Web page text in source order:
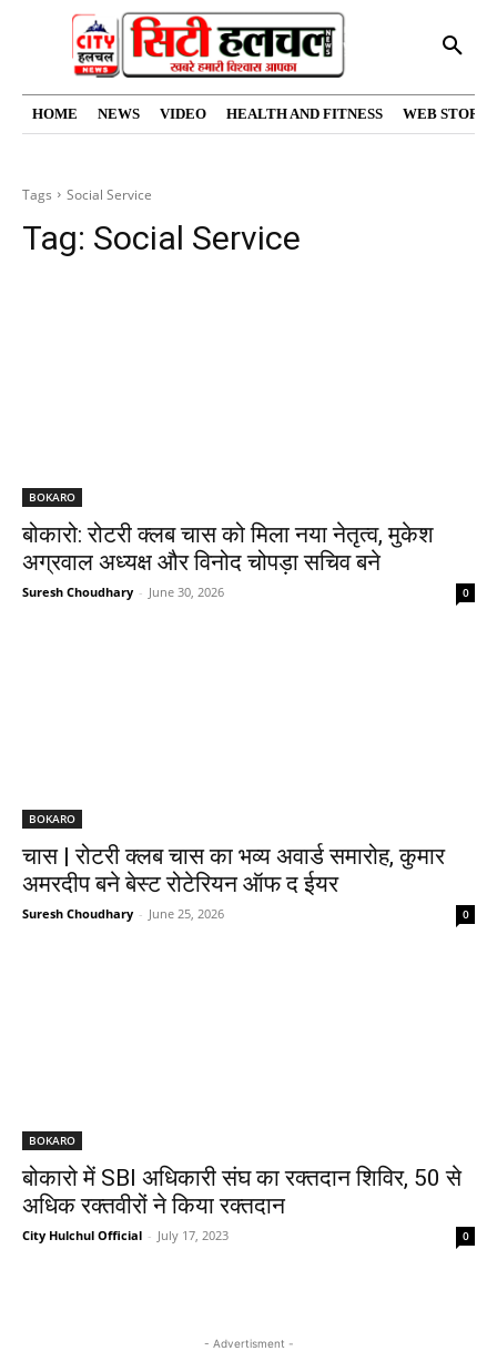
HOME NEWS VIDEO HEALTH AND FITNESS WEB
Tags Social Service
Tag: Social Service
BOKARO
बोकारो: रोटरी क्लब चास को मिला नया नेतृत्व, मुकेश
अग्रवाल अध्यक्ष और विनोद चोपड़ा सचिव बने
Suresh Choudhary - June 30, 2026 0
BOKARO
चास | रोटरी क्लब चास का भव्य अवार्ड समारोह, कुमार
अमरदीप बने बेस्ट रोटेरियन ऑफ द ईयर
Suresh Choudhary - June 25, 2026 0
BOKARO
बोकारो में SBI अधिकारी संघ का रक्तदान शिविर, 50 से
अधिक रक्तवीरों ने किया रक्तदान
City Hulchul Official - July 17, 2023 0
- Advertisment -